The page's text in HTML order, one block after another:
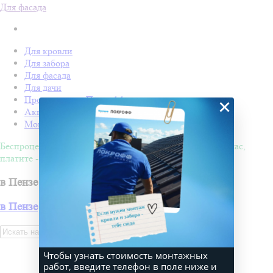
Для фасада
Для кровли
Для забора
Для фасада
Для дачи
Производство Покрофф
Акции
Монтаж
Беспроцентная рассрочка на 4 месяца. Покупайте - сейчас,
платите - потом!
в Пензе
в Пензе
×
Чтобы узнать стоимость монтажных
работ, введите телефон в поле ниже и